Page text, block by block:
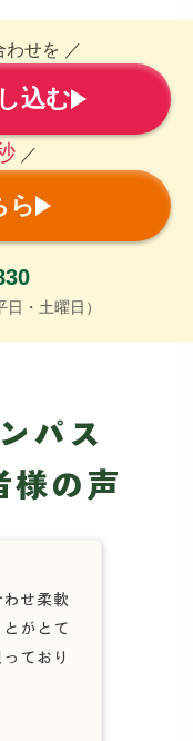
わせを ／
込む
／
ら
・土曜日）
パス
様の声
せ柔軟
がとて
ており